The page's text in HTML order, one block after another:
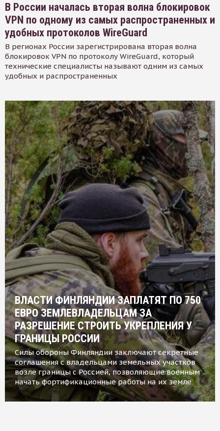
В России началась вторая волна блокировок
VPN по одному из самых распространенных и
удобных протоколов WireGuard
В регионах России зарегистрирована вторая волна
блокировок VPN по протоколу WireGuard, который
технические специалисты называют одним из самых
удобных и распространенных
ВЛАСТИ ФИНЛЯНДИИ ЗАПЛАТЯТ ПО 750
ЕВРО ЗЕМЛЕВЛАДЕЛЬЦАМ ЗА
РАЗРЕШЕНИЕ СТРОИТЬ УКРЕПЛЕНИЯ У
ГРАНИЦЫ РОССИИ
Силы обороны Финляндии заключают секретные
соглашения с владельцами земельных участков
возле границы с Россией, позволяющие военным
начать фортификационные работы на их земле